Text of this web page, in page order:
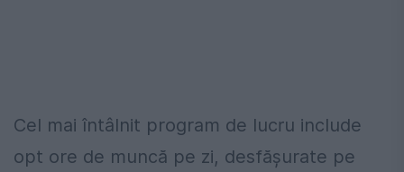
Cel mai întâlnit program de lucru include
opt ore de muncă pe zi, desfășurate pe